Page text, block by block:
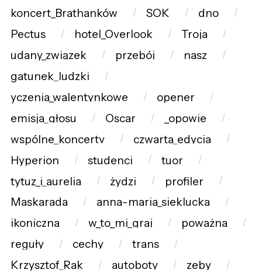
koncert_Brathanków
SOK
dno
Pectus
hotel_Overlook
Troja
udany_związek
przebój
nasz
gatunek_ludzki
yczenia_walentynkowe
opener
emisja_głosu
Oscar
_opowie
wspólne_koncerty
czwarta_edycja
Hyperion
studenci
tuor
tytuz_i_aurelia
żydzi
profiler
Maskarada
anna-maria_sieklucka
ikoniczna
w_to_mi_graj
poważna
reguły
cechy
trans
Krzysztof_Rak
autoboty
zeby